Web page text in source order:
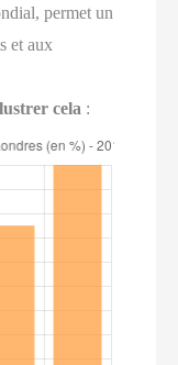
permet un
et aux
cela :